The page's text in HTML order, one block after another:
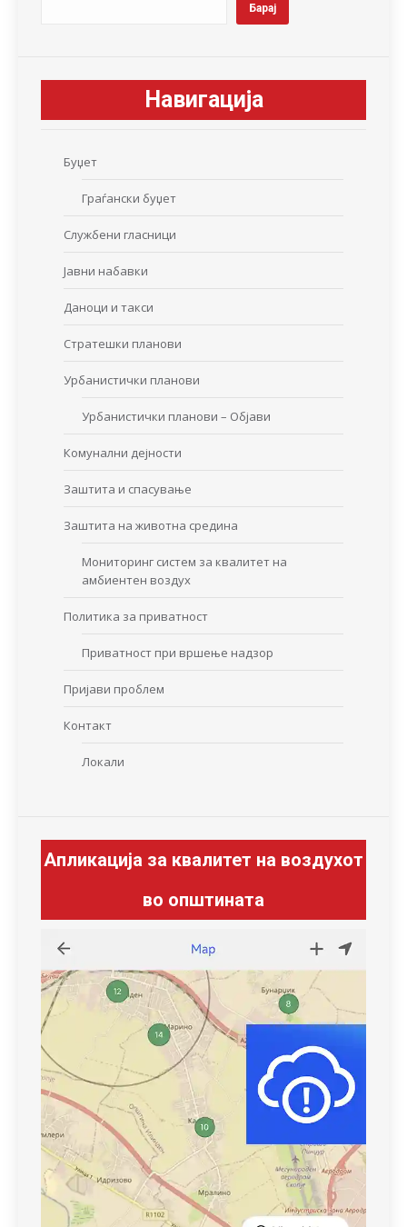
Барај
Навигација
Буџет
Граѓански буџет
Службени гласници
Јавни набавки
Даноци и такси
Стратешки планови
Урбанистички планови
Урбанистички планови – Објави
Комунални дејности
Заштита и спасување
Заштита на животна средина
Мониторинг систем за квалитет на
амбиентен воздух
Политика за приватност
Приватност при вршење надзор
Пријави проблем
Контакт
Локали
Апликација за квалитет на воздухот
во општината